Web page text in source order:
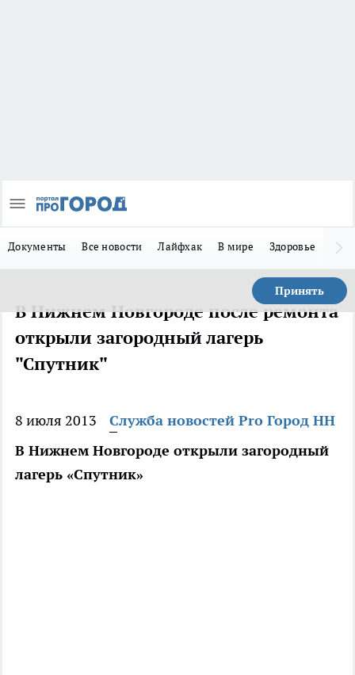
Документы Все новости Лайфхак В мире Здоровье
Принять
В Нижнем Новгороде после ремонта
открыли загородный лагерь
"Спутник"
8 июля 2013
Служба новостей Pro Город НН
В Нижнем Новгороде открыли загородный
лагерь «Спутник»